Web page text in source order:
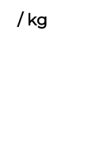
/ kg